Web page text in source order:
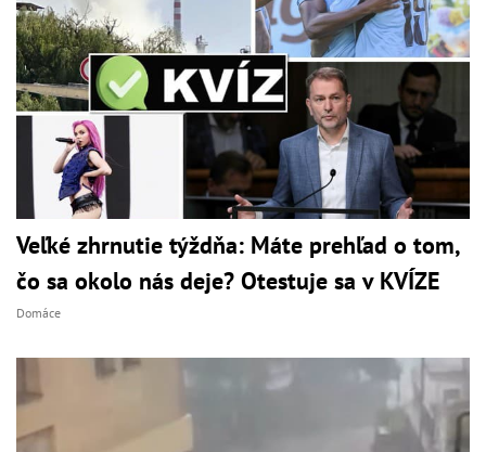
Veľké zhrnutie týždňa: Máte prehľad o tom,
čo sa okolo nás deje? Otestuje sa v KVÍZE
Domáce